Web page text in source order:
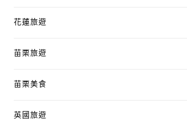
花蓮旅遊
苗栗旅遊
苗栗美食
英國旅遊